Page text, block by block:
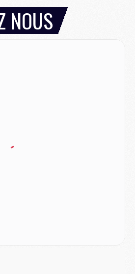
PSG avec 11 absents
un quatrième prêt
pas que Barcola au PSG
Ferran Torres temporise
NOUS